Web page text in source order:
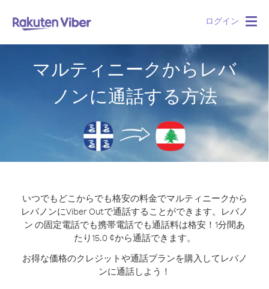
ログイン
マルティニークからレバ
ノンに通話する方法
いつでもどこからでも格安の料金でマルティニークから
レバノンにViber Outで通話することができます。
レバノ
ン の固定電話でも携帯電話でも通話料は格安！1分間あ
たり15.0 ¢から通話できます。
お得な価格のクレジットや通話プランを購入してレバノ
ンに通話しよう！